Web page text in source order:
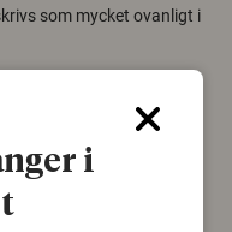
som mycket ovanligt i
i